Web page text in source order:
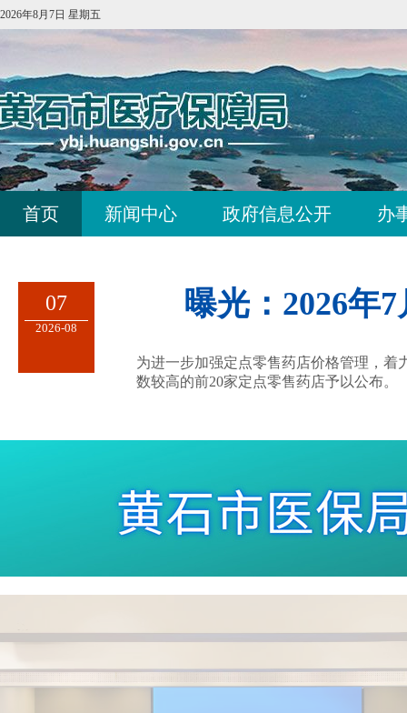
2026年8月7日 星期五
首页 新闻中心 政府信息公开 办
07
2026-08
曝光：2026年
为进一步加强定点零售药店价格管理，着
数较高的前20家定点零售药店予以公布。